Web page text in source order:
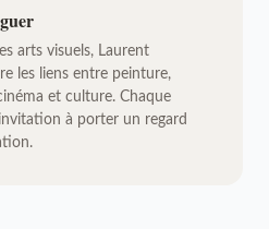
arts visuels, Laurent
les liens entre peinture,
et culture. Chaque
à porter un regard